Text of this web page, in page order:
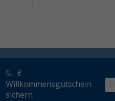
5,- €
Willkommensgutschein
sichern